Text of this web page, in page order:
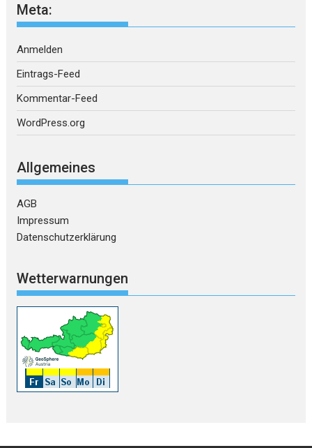
Meta:
Anmelden
Eintrags-Feed
Kommentar-Feed
WordPress.org
Allgemeines
AGB
Impressum
Datenschutzerklärung
Wetterwarnungen